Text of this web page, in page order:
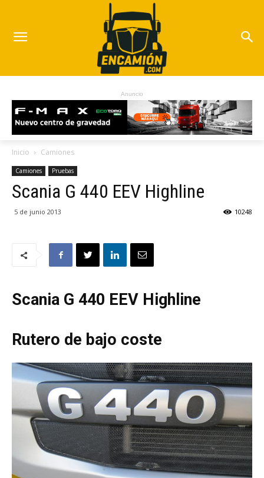
Anuncio
Inicio Camiones
Camiones Pruebas
Scania G 440 EEV Highline
5 de junio 2013 10248
Scania G 440 EEV Highline
Rutero de bajo coste